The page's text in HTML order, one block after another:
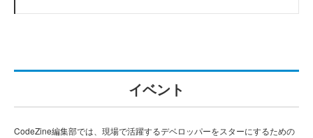
イベント
CodeZine編集部では、現場で活躍するデベロッパーをスターにするための